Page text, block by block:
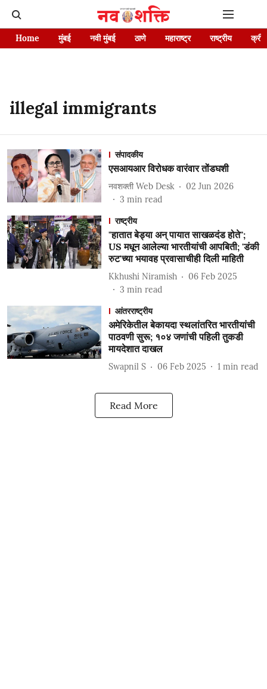
Home मुंबई नवी मुंबई ठाणे महाराष्ट्र राष्ट्रीय
illegal immigrants
संपादकीय
एसआयआर विरोधक वारंवार तोंडघशी
नवशक्ती Web Desk
02 Jun 2026
3 min read
राष्ट्रीय
"हातात बेड्या अन् पायात साखळदंड होते";
US मधून आलेल्या भारतीयांची आपबिती; 'डंकी
रुट'च्या भयावह प्रवासाचीही दिली माहिती
Kkhushi Niramish
06 Feb 2025
3 min read
आंतरराष्ट्रीय
अमेरिकेतील बेकायदा स्थलांतरित भारतीयांची
पाठवणी सुरू; १०४ जणांची पहिली तुकडी
मायदेशात दाखल
Swapnil S 06 Feb 2025 1 min read
Read More